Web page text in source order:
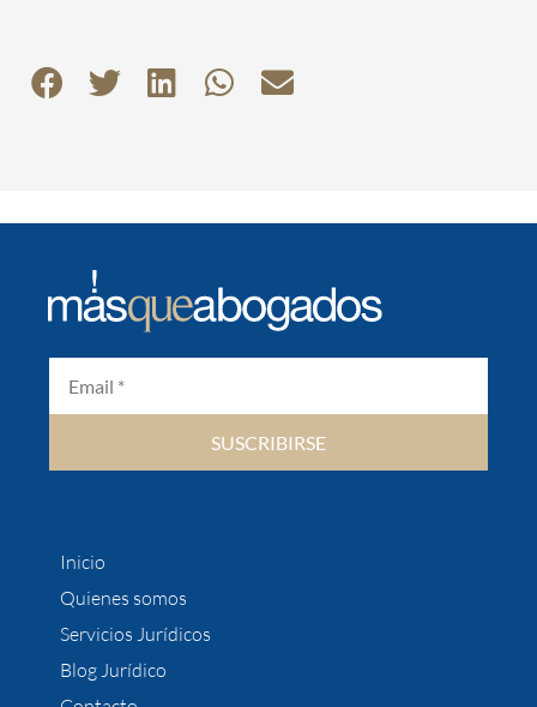
SUSCRIBIRSE
Inicio
Quienes somos
Servicios Jurídicos
Blog Jurídico